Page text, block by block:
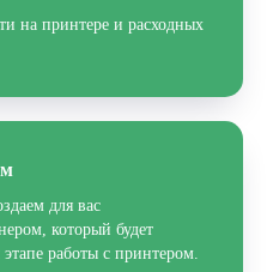
на принтере и расходных
для вас
который будет
работы с принтером.